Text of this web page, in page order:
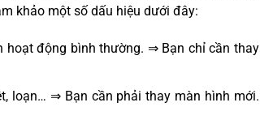
khảo một số dấu hiệu dưới đây:
hoạt động bình thường. ⇒ Bạn chỉ cần thay
loạn… ⇒ Bạn cần phải thay màn hình mới.